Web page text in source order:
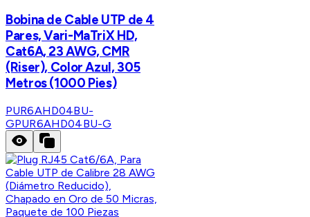
Bobina de Cable UTP de 4
Pares, Vari-MaTriX HD,
Cat6A, 23 AWG, CMR
(Riser), Color Azul, 305
Metros (1000 Pies)
PUR6AHD04BU-
GPUR6AHD04BU-G